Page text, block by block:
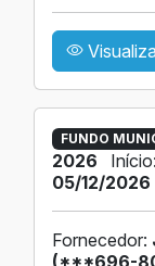
FUNDO
2026
Início:
05/12/2026
Fornecedor: